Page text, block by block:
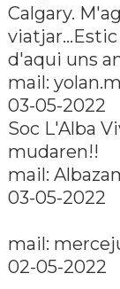
Calgary.
d'aqui uns
mail:
03-05-2022
Soc L'Alba
mudaren!!
mail:
03-05-2022
mail:
02-05-2022